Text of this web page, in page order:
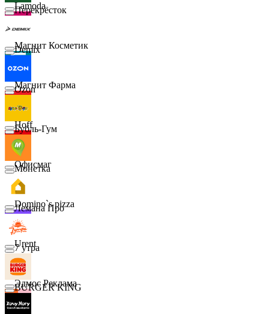
Lamoda
Магнит Косметик
Магнит Фарма
Hoff
Офисмаг
Domino`s pizza
Urent
Эдмос Реклама
Перекрёсток
Demix
Ozon
Бубль-Гум
Монетка
Лемана Про
7 утра
BURGER KING